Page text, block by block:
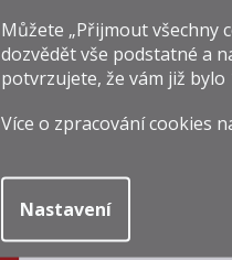
Můžete „Přijmout všechny
dozvědět vše podstatné a
potvrzujete, že vám již bylo
Více o zpracování cookies
Nastavení
Proshyan
Charents 30y
40%
8 990 Kč
Měrná
11 986,67 Kč / 1 l